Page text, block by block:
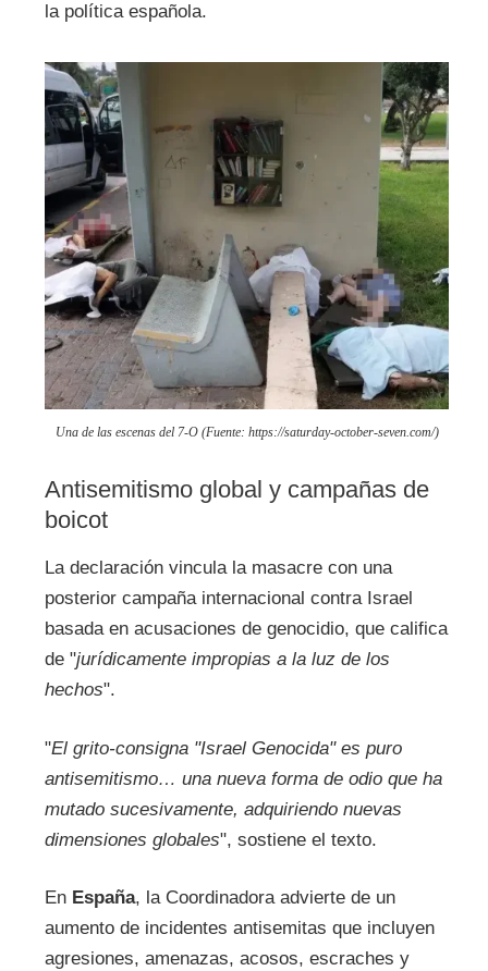
la política española.
Una de las escenas del 7-O (Fuente: https://saturday-october-seven.com/)
Antisemitismo global y campañas de
boicot
La declaración vincula la masacre con una
posterior campaña internacional contra Israel
basada en acusaciones de genocidio, que califica
de "jurídicamente impropias a la luz de los
hechos".
"El grito-consigna "Israel Genocida" es puro
antisemitismo… una nueva forma de odio que ha
mutado sucesivamente, adquiriendo nuevas
dimensiones globales", sostiene el texto.
En España, la Coordinadora advierte de un
aumento de incidentes antisemitas que incluyen
agresiones, amenazas, acosos, escraches y